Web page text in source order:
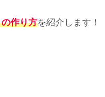
作り方を紹介します！